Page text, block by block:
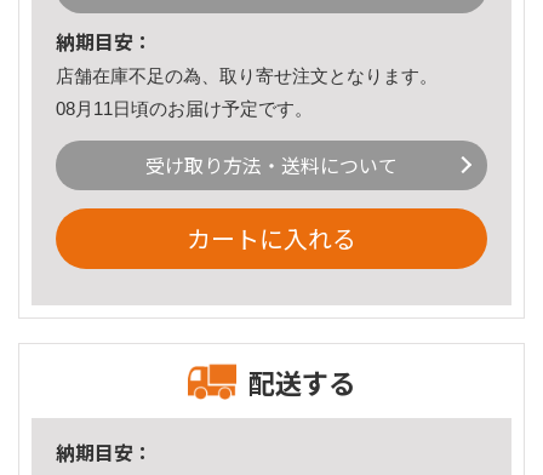
納期目安：
店舗在庫不足の為、取り寄せ注文となります。
08月11日頃のお届け予定です。
受け取り方法・送料について
カートに入れる
配送する
納期目安：